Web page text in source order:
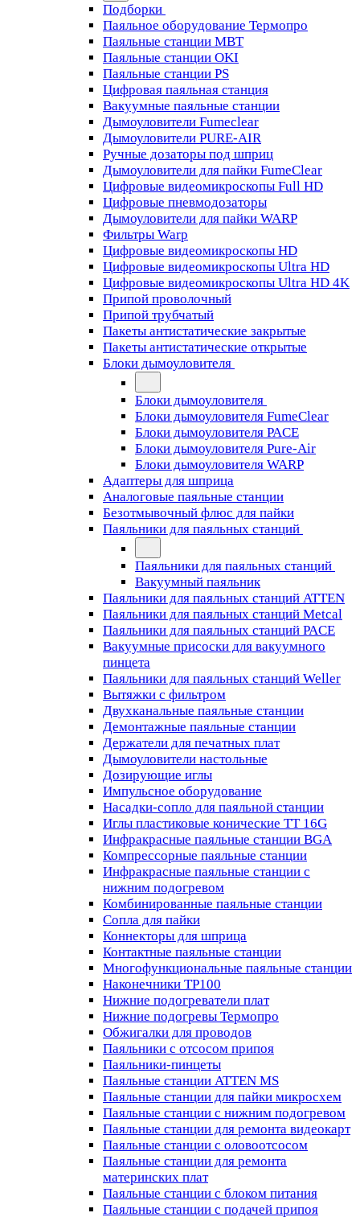
Подборки
Паяльное оборудование Термопро
Паяльные станции MBT
Паяльные станции OKI
Паяльные станции PS
Цифровая паяльная станция
Вакуумные паяльные станции
Дымоуловители Fumeclear
Дымоуловители PURE-AIR
Ручные дозаторы под шприц
Дымоуловители для пайки FumeClear
Цифровые видеомикроскопы Full HD
Цифровые пневмодозаторы
Дымоуловители для пайки WARP
Фильтры Warp
Цифровые видеомикроскопы HD
Цифровые видеомикроскопы Ultra HD
Цифровые видеомикроскопы Ultra HD 4K
Припой проволочный
Припой трубчатый
Пакеты антистатические закрытые
Пакеты антистатические открытые
Блоки дымоуловителя
Блоки дымоуловителя
Блоки дымоуловителя FumeClear
Блоки дымоуловителя PACE
Блоки дымоуловителя Pure-Air
Блоки дымоуловителя WARP
Адаптеры для шприца
Аналоговые паяльные станции
Безотмывочный флюс для пайки
Паяльники для паяльных станций
Паяльники для паяльных станций
Вакуумный паяльник
Паяльники для паяльных станций ATTEN
Паяльники для паяльных станций Metcal
Паяльники для паяльных станций PACE
Вакуумные присоски для вакуумного
пинцета
Паяльники для паяльных станций Weller
Вытяжки с фильтром
Двухканальные паяльные станции
Демонтажные паяльные станции
Держатели для печатных плат
Дымоуловители настольные
Дозирующие иглы
Импульсное оборудование
Насадки-сопло для паяльной станции
Иглы пластиковые конические TT 16G
Инфракрасные паяльные станции BGA
Компрессорные паяльные станции
Инфракрасные паяльные станции с
нижним подогревом
Комбинированные паяльные станции
Сопла для пайки
Коннекторы для шприца
Контактные паяльные станции
Многофункциональные паяльные станции
Наконечники TP100
Нижние подогреватели плат
Нижние подогревы Термопро
Обжигалки для проводов
Паяльники с отсосом припоя
Паяльники-пинцеты
Паяльные станции ATTEN MS
Паяльные станции для пайки микросхем
Паяльные станции с нижним подогревом
Паяльные станции для ремонта видеокарт
Паяльные станции с оловоотсосом
Паяльные станции для ремонта
материнских плат
Паяльные станции с блоком питания
Паяльные станции с подачей припоя